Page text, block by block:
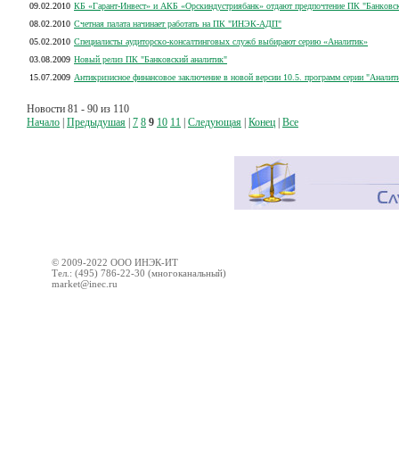
09.02.2010 КБ «Гарант-Инвест» и АКБ «Орскиндустриябанк» отдают предпочтение ПК
08.02.2010 Счетная палата начинает работать на ПК "ИНЭК-АДП"
05.02.2010 Специалисты аудиторско-консалтинговых служб выбирают серию «Аналитик»
03.08.2009 Новый релиз ПК "Банковский аналитик"
15.07.2009 Антикризисное финансовое заключение в новой версии 10.5. программ серии
Новости 81 - 90 из 110
Начало Предыдушая 7 8 9 10 11 Следующая Конец Все
© 2009-2022 ООО ИНЭК-ИТ
Тел.: (495) 786-22-30 (многоканальный)
market@inec.ru